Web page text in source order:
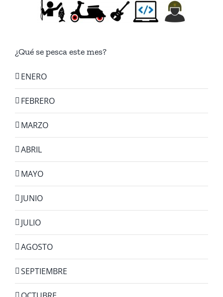
¿Qué se pesca este mes?
ENERO
FEBRERO
MARZO
ABRIL
MAYO
JUNIO
JULIO
AGOSTO
SEPTIEMBRE